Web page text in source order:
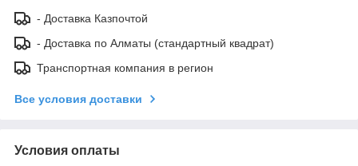
- Доставка Казпочтой
- Доставка по Алматы (стандартный квадрат)
Транспортная компания в регион
Все условия доставки
Условия оплаты